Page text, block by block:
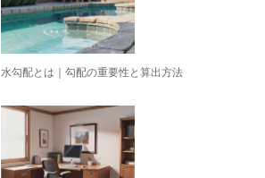
水勾配とは｜勾配の重要性と算出方法